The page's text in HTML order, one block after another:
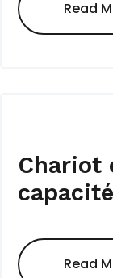
Read
Chariot
Read